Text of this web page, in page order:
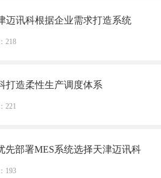
迈讯科根据企业需求打造系统
218
打造柔性生产调度体系
221
先部署MES系统选择天津迈讯科
193